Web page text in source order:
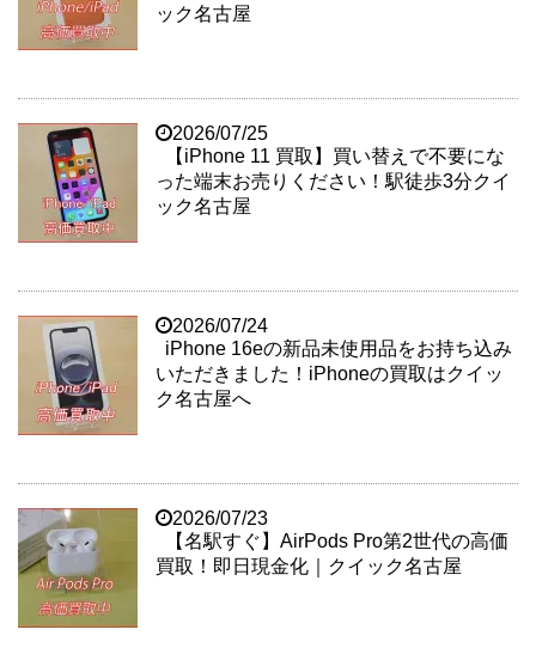
ック名古屋
2026/07/25
【iPhone 11 買取】買い替えで不要にな
った端末お売りください！駅徒歩3分クイ
ック名古屋
2026/07/24
iPhone 16eの新品未使用品をお持ち込み
いただきました！iPhoneの買取はクイッ
ク名古屋へ
2026/07/23
【名駅すぐ】AirPods Pro第2世代の高価
買取！即日現金化｜クイック名古屋